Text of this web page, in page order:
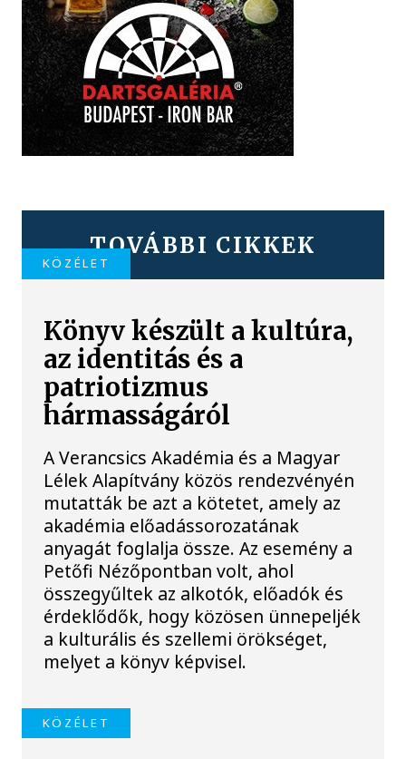
TOVÁBBI CIKKEK
KÖZÉLET
Könyv készült a kultúra,
az identitás és a
patriotizmus
hármasságáról
A Verancsics Akadémia és a Magyar
Lélek Alapítvány közös rendezvényén
mutatták be azt a kötetet, amely az
akadémia előadássorozatának
anyagát foglalja össze. Az esemény a
Petőfi Nézőpontban volt, ahol
összegyűltek az alkotók, előadók és
érdeklődők, hogy közösen ünnepeljék
a kulturális és szellemi örökséget,
melyet a könyv képvisel.
KÖZÉLET